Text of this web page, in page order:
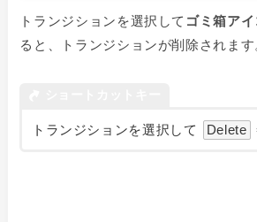
トランジションを選択して ゴミ箱ア
ると、トランジションが削除されます
トランジションを選択して Delete